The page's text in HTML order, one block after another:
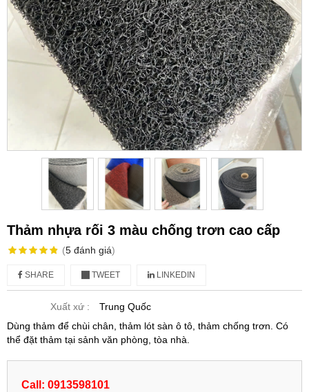
Thảm nhựa rối 3 màu chống trơn cao cấp
(5 đánh giá)
SHARE TWEET LINKEDIN
Xuất xứ :
Trung Quốc
Dùng thảm để chùi chân, thảm lót sàn ô tô, thảm chống trơn. Có
thể đặt thảm tại sảnh văn phòng, tòa nhà.
Call: 0913598101